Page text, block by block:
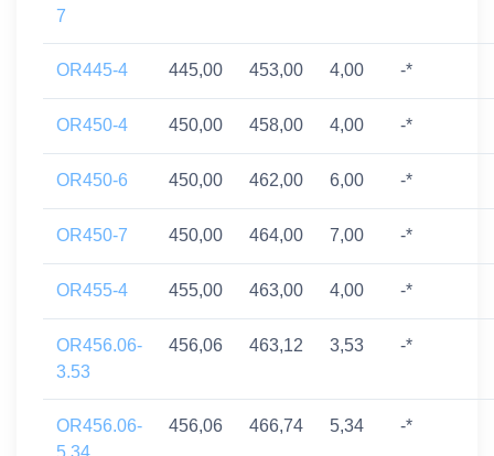
7
OR445-4 445,00 453,00 4,00 -*
OR450-4 450,00 458,00 4,00 -*
OR450-6 450,00 462,00 6,00 -*
OR450-7 450,00 464,00 7,00 -*
OR455-4 455,00 463,00 4,00 -*
OR456.06-
3.53
456,06 463,12 3,53 -*
OR456.06-
5.34
456,06 466,74 5,34 -*